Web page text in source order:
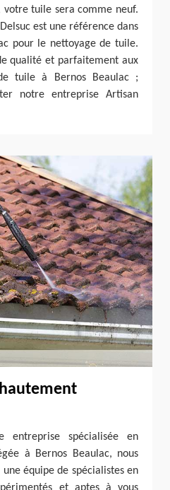
tuile sera comme neuf.
est une référence dans
pour le nettoyage de tuile.
qualité et parfaitement aux
tuile à Bernos Beaulac ;
notre entreprise Artisan
entreprise spécialisée en
à Bernos Beaulac, nous
équipe de spécialistes en